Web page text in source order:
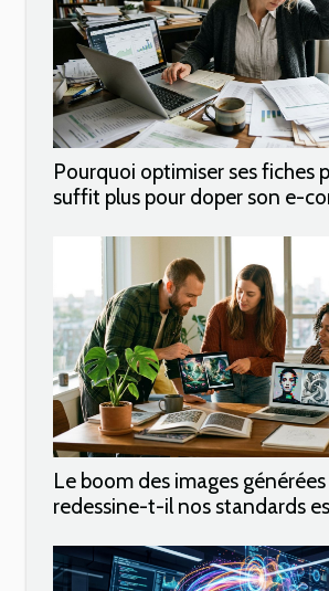
Pourquoi optimiser ses fiches
suffit plus pour doper son e-
Le boom des images générées
redessine-t-il nos standards